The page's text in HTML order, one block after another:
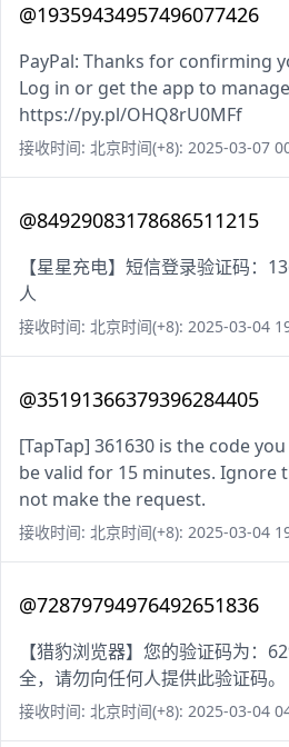
@19359434957496077426
PayPal: Thanks for confirming
Log in or get the app to
https://py.pl/OHQ8rU0MFf
接收时间: 北京时间(+8): 2025-03-07
@84929083178686511215
【星星充电】短信登录验证码：
人
接收时间: 北京时间(+8): 2025-03-04
@35191366379396284405
[TapTap] 361630 is the code
be valid for 15 minutes. Ignore
not make the request.
接收时间: 北京时间(+8): 2025-03-04
@72879794976492651836
【猎豹浏览器】您的验证码为：
全，请勿向任何人提供此验证码。
接收时间: 北京时间(+8): 2025-03-04